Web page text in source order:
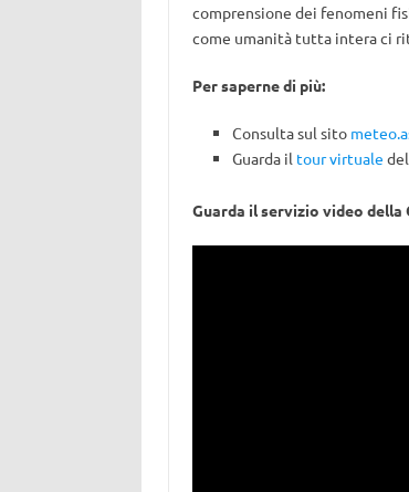
comprensione dei fenomeni
come umanità tutta intera ci
Per saperne di più:
Consulta sul sito
Guarda il tour virtuale
Guarda il servizio video